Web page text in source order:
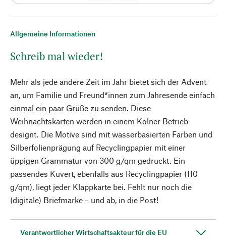
Allgemeine Informationen
Schreib mal wieder!
Mehr als jede andere Zeit im Jahr bietet sich der Advent
an, um Familie und Freund*innen zum Jahresende einfach
einmal ein paar Grüße zu senden. Diese
Weihnachtskarten werden in einem Kölner Betrieb
designt. Die Motive sind mit wasserbasierten Farben und
Silberfolienprägung auf Recyclingpapier mit einer
üppigen Grammatur von 300 g/qm gedruckt. Ein
passendes Kuvert, ebenfalls aus Recyclingpapier (110
g/qm), liegt jeder Klappkarte bei. Fehlt nur noch die
(digitale) Briefmarke – und ab, in die Post!
Verantwortlicher Wirtschaftsakteur für die EU